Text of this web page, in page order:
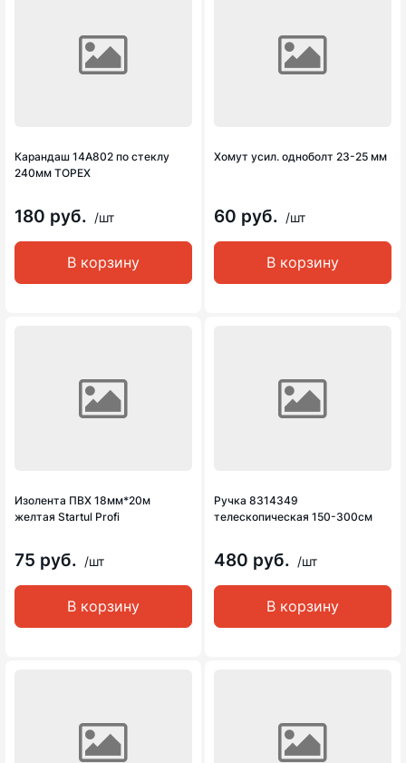
Карандаш 14А802 по стеклу
240мм ТОРЕХ
180 руб. /шт
В корзину
Хомут усил. одноболт 23-25 мм
60 руб. /шт
В корзину
Изолента ПВХ 18мм*20м
желтая Startul Profi
75 руб. /шт
В корзину
Ручка 8314349
телескопическая 150-300см
480 руб. /шт
В корзину